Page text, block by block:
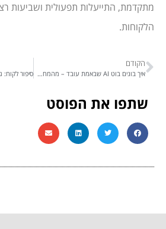
מתקדמת, התייעלות תפעולית ושביעות
הלקוחות.
הקודם
איך בונים בוט AI שבאמת עובד – מהמחשבה ועד לשטח
שתפו את הפוסט